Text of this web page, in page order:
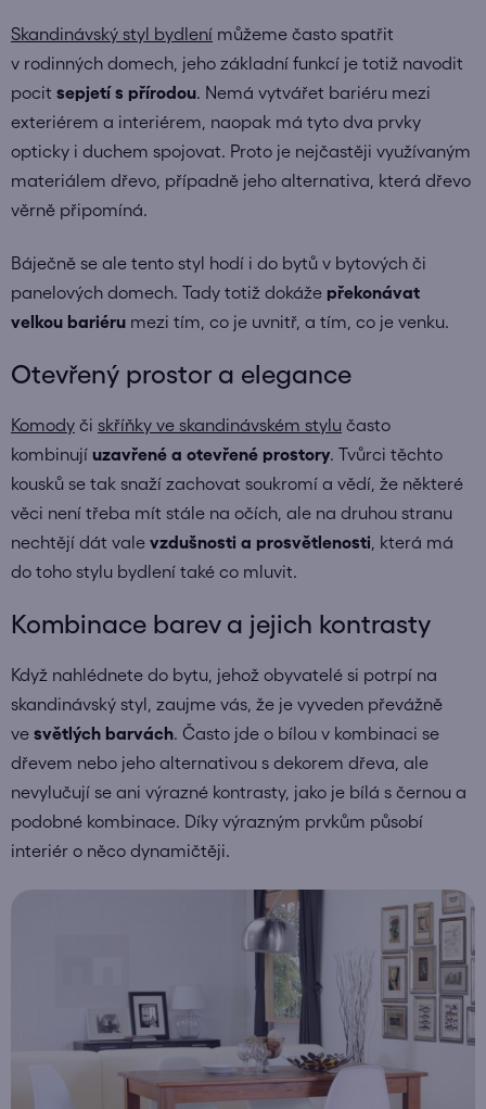
Skandinávský styl bydlení můžeme často spatřit
v rodinných domech, jeho základní funkcí je totiž navodit
pocit sepjetí s přírodou. Nemá vytvářet bariéru mezi
exteriérem a interiérem, naopak má tyto dva prvky
opticky i duchem spojovat. Proto je nejčastěji využívaným
materiálem dřevo, případně jeho alternativa, která dřevo
věrně připomíná.
Báječně se ale tento styl hodí i do bytů v bytových či
panelových domech. Tady totiž dokáže překonávat
velkou bariéru mezi tím, co je uvnitř, a tím, co je venku.
Otevřený prostor a elegance
Komody či skříňky ve skandinávském stylu často
kombinují uzavřené a otevřené prostory. Tvůrci těchto
kousků se tak snaží zachovat soukromí a vědí, že některé
věci není třeba mít stále na očích, ale na druhou stranu
nechtějí dát vale vzdušnosti a prosvětlenosti , která má
do toho stylu bydlení také co mluvit.
Kombinace barev a jejich kontrasty
Když nahlédnete do bytu, jehož obyvatelé si potrpí na
skandinávský styl, zaujme vás, že je vyveden převážně
ve světlých barvách. Často jde o bílou v kombinaci se
dřevem nebo jeho alternativou s dekorem dřeva, ale
nevylučují se ani výrazné kontrasty, jako je bílá s černou a
podobné kombinace. Díky výrazným prvkům působí
interiér o něco dynamičtěji.